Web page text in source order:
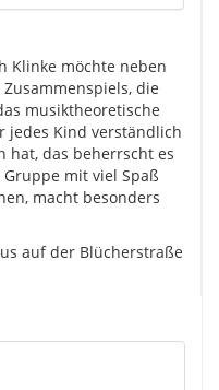
Klinke möchte neben
die
musiktheoretische
jedes Kind verständlich
hat, das beherrscht es
mit viel Spaß
macht besonders
auf der Blücherstraße